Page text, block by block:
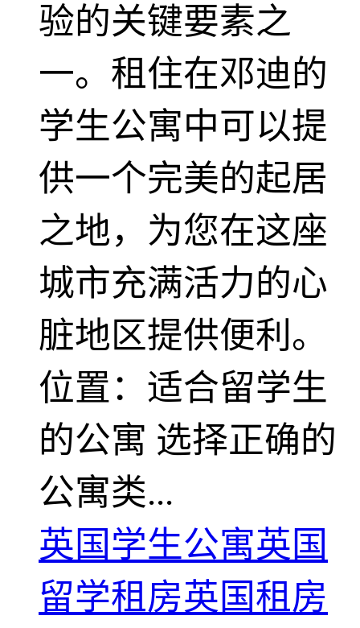
验的关键要素之
一。租住在邓迪的
学生公寓中可以提
供一个完美的起居
之地，为您在这座
城市充满活力的心
脏地区提供便利。
位置：适合留学生
的公寓 选择正确的
公寓类...
英国学生公寓英国
留学租房英国租房